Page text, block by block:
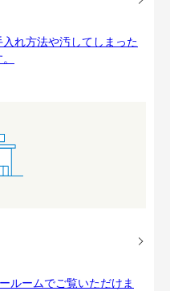
れ方法や汚してしまった
ルームでご覧いただけま